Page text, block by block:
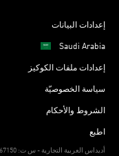
إعدادات البيانات
Saudi Arabia
إعدادات ملفات الكوكيز
سياسة الخصوصيّة
الشروط والأحكام
اطبع
311621652900003أديداس العربية التجارية - س ت: 1010867150 – الرقم الضريبي